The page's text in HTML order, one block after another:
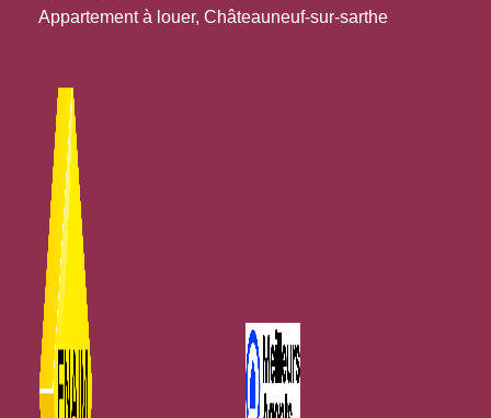
Appartement à louer, Châteauneuf-sur-sarthe